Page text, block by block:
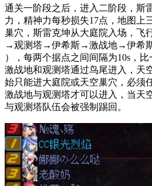
通关一阶段之后，进入二阶段，斯
力，精神力每秒损失17点，地图上
巢穴，斯雷克坤从大庭院入场，
→观测塔→伊希斯→激战地→伊
），每两个据点之间间隔为10s，比
激战地和观测塔通过鸟尾进入，天
始只能进大庭院或天空巢穴，必须
激战地与观测塔才可以进入，当天
与观测塔队伍会被强制踢回。